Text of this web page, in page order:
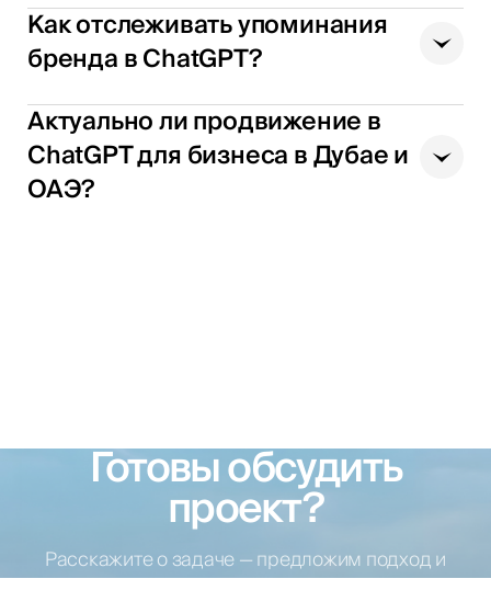
Как отслеживать упоминания
бренда в ChatGPT?
Актуально ли продвижение в
ChatGPT для бизнеса в Дубае и
ОАЭ?
Готовы обсудить
проект?
Расскажите о задаче — предложим подход и